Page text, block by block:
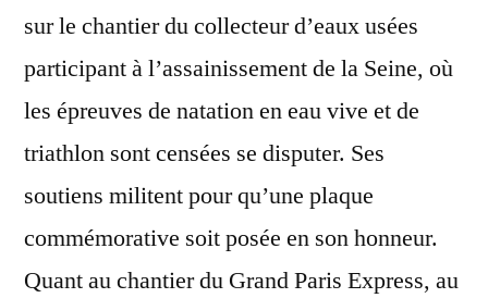
sur le chantier du collecteur d’eaux usées
participant à l’assainissement de la Seine, où
les épreuves de natation en eau vive et de
triathlon sont censées se disputer. Ses
soutiens militent pour qu’une plaque
commémorative soit posée en son honneur.
Quant au chantier du Grand Paris Express, au